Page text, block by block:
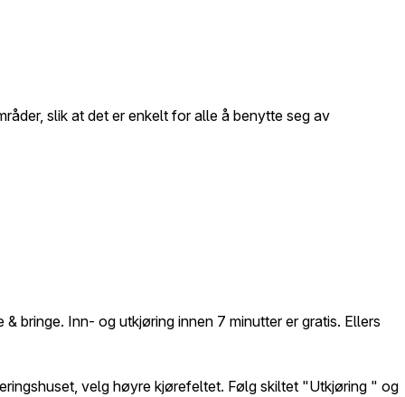
slik at det er enkelt for alle å benytte seg av
bringe. Inn- og utkjøring innen 7 minutter er gratis. Ellers
velg høyre kjørefeltet. Følg skiltet "Utkjøring " og